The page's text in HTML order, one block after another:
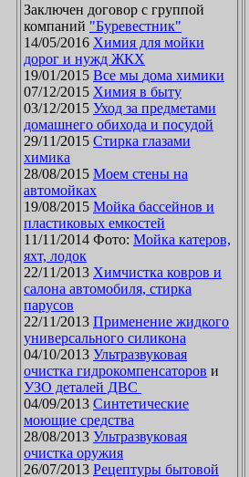
Заключен договор с группой
компаний "Буревестник"
14/05/2016 Химия для мойки
дорог и нужд ЖКХ
19/01/2015
Все мы дома химики
07/12/2015 Химия в быту
03/12/2015 Уход за предметами
домашнего обихода и посудой
29/11/2015 Стирка глазами
химика
28/08/2015 Моем стены на
автомойках
19/08/2015 Мойка бассейнов и
пластиковых емкостей
11/11/2014 Фото: Мойка катеров,
яхт, лодок
22/11/2013 Химчистка ковров и
салона автомобиля, стирка
парусов
22/11/2013 Применение жидкого
универсального силикона
04/10/2013 Ультразвуковая
очистка гидрокомпенсаторов и
УЗО деталей ДВС
04/09/2013 Синтетические
моющие средства
28/08/2013 Ультразвуковая
очистка оружия
26/07/2013 Рецептуры бытовой